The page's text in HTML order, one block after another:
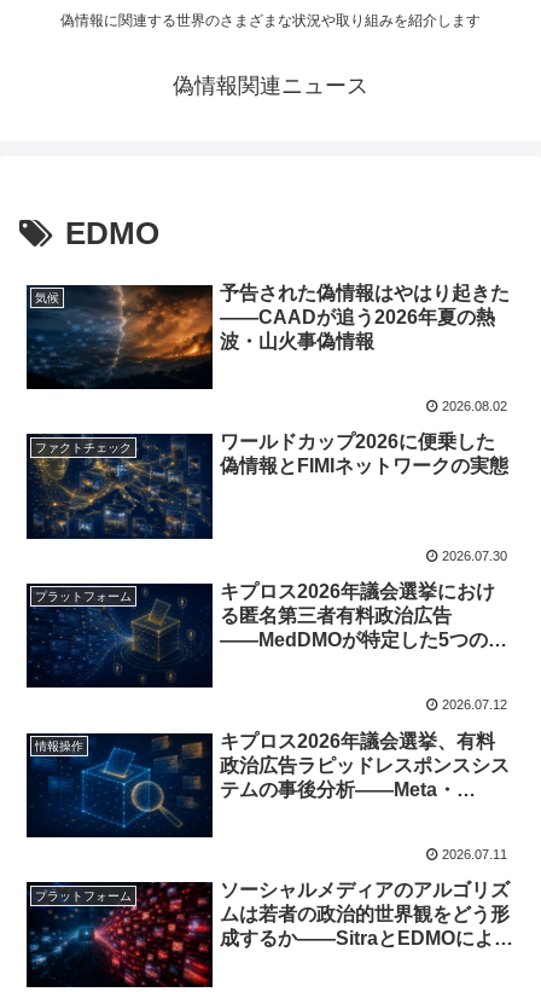
偽情報に関連する世界のさまざまな状況や取り組みを紹介します
偽情報関連ニュース
EDMO
気候
予告された偽情報はやはり起きた
——CAADが追う2026年夏の熱
波・山火事偽情報
2026.08.02
ファクトチェック
ワールドカップ2026に便乗した
偽情報とFIMIネットワークの実態
2026.07.30
プラットフォーム
キプロス2026年議会選挙におけ
る匿名第三者有料政治広告
――MedDMOが特定した5つの作
2026.07.12
情報操作
キプロス2026年議会選挙、有料
政治広告ラピッドレスポンスシス
テムの事後分析——Meta・
2026.07.11
プラットフォーム
ソーシャルメディアのアルゴリズ
ムは若者の政治的世界観をどう形
成するか——SitraとEDMOによる